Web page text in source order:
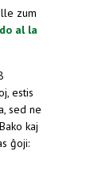
zum
al la
estis
sed ne
kaj
ĝoji: